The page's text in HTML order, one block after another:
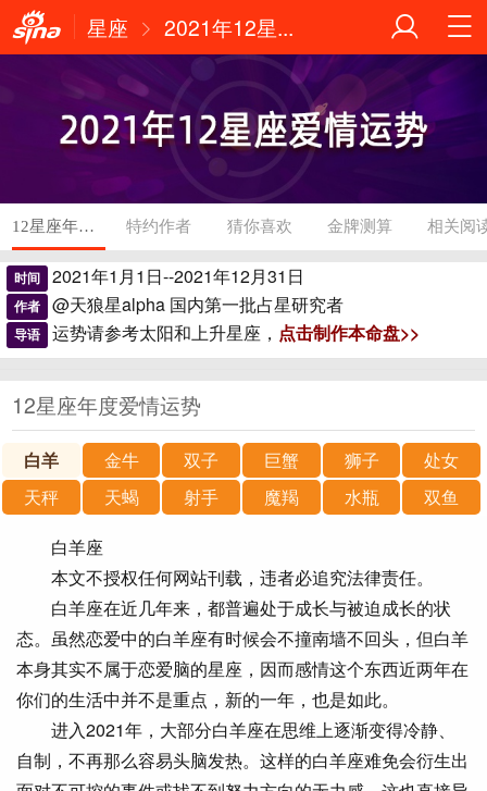
星座 2021年12星...
12星座年度爱情运势 特约作者 猜你喜欢 金牌测算 相关阅
时间 2021年1月1日--2021年12月31日
作者 @天狼星alpha 国内第一批占星研究者
导语 运势请参考太阳和上升星座， 点击制作本命盘>>
12星座年度爱情运势
白羊 金牛 双子 巨蟹 狮子
处女
天秤
天蝎 射手 魔羯 水瓶
双鱼
白羊座
本文不授权任何网站刊载，违者必追究法律责任。
白羊座在近几年来，都普遍处于成长与被迫成长的状
态。虽然恋爱中的白羊座有时候会不撞南墙不回头，但白羊
本身其实不属于恋爱脑的星座，因而感情这个东西近两年在
你们的生活中并不是重点，新的一年，也是如此。
进入2021年，大部分白羊座在思维上逐渐变得冷静、
自制，不再那么容易头脑发热。这样的白羊座难免会衍生出